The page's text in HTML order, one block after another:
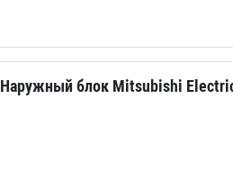
Наружный блок Mitsubishi